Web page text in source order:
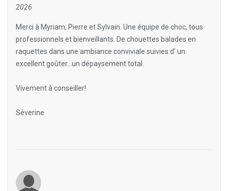
2026
Merci à Myriam, Pierre et Sylvain. Une équipe de choc, tous
professionnels et bienveillants. De chouettes balades en
raquettes dans une ambiance conviviale suivies d' un
excellent goûter...un dépaysement total.
Vivement à conseiller!
Séverine